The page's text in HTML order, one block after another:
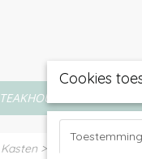
TEAKHOUT MEUBELEN
Kasten>
Cookies
Toestemming